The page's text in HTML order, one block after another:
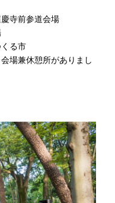
寺前参道会場
る市
場兼休憩所がありまし